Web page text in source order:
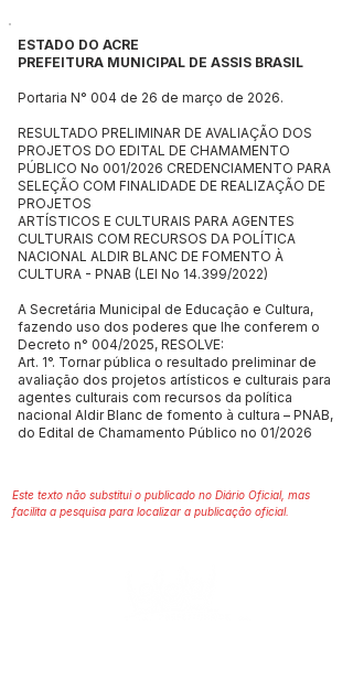
ESTADO DO ACRE
PREFEITURA MUNICIPAL DE ASSIS BRASIL
Portaria N° 004 de 26 de março de 2026.
RESULTADO PRELIMINAR DE AVALIAÇÃO DOS
PROJETOS DO EDITAL DE CHAMAMENTO
PÚBLICO No 001/2026 CREDENCIAMENTO PARA
SELEÇÃO COM FINALIDADE DE REALIZAÇÃO DE
PROJETOS
ARTÍSTICOS E CULTURAIS PARA AGENTES
CULTURAIS COM RECURSOS DA POLÍTICA
NACIONAL ALDIR BLANC DE FOMENTO À
CULTURA - PNAB (LEI No 14.399/2022)
A Secretária Municipal de Educação e Cultura,
fazendo uso dos poderes que lhe conferem o
Decreto n° 004/2025, RESOLVE:
Art. 1°. Tornar pública o resultado preliminar de
avaliação dos projetos artísticos e culturais para
agentes culturais com recursos da política
nacional Aldir Blanc de fomento à cultura – PNAB,
do Edital de Chamamento Público no 01/2026
Este texto não substitui o publicado no Diário Oficial, mas
facilita a pesquisa para localizar a publicação oficial.